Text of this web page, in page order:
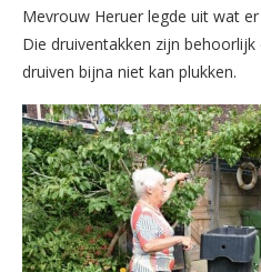
Mevrouw Heruer legde uit wat
Die druiventakken zijn
druiven bijna niet kan plukken.